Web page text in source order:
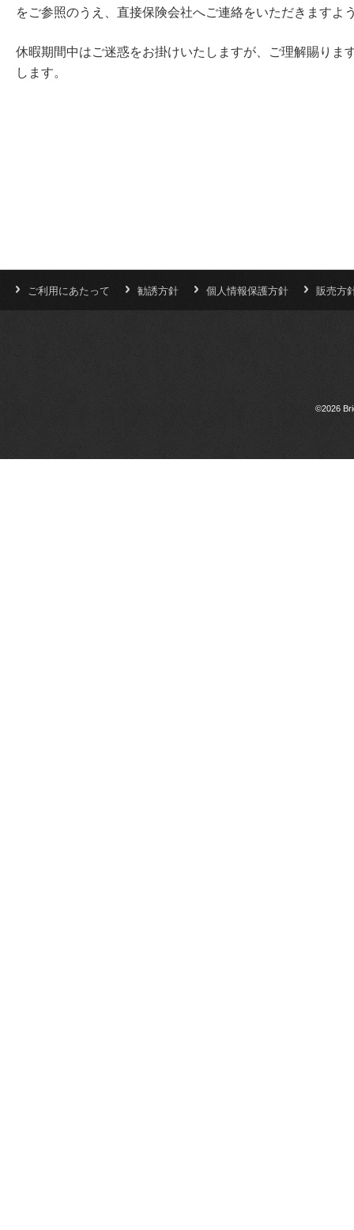
をご参照のうえ、直接保険会社へご連絡をいただきますよ
休暇期間中はご迷惑をお掛けいたしますが、ご理解賜りま
します。
ご利用にあたって 勧誘方針 個人情報保護方針 販売方
©2026